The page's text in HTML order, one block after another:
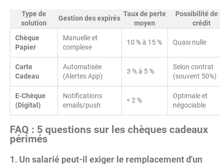
Type de
solution
Gestion des expirés
Taux de perte
moyen
Possibilité de
crédit
Chèque
Papier
Manuelle et
complexe
10 % à 15 % Quasi nulle
Carte
Cadeau
Automatisée
(Alertes App)
3 % à 5 %
Selon contrat
(souvent 50%)
E-Chèque
(Digital)
Notifications
emails/push
< 2 %
Optimale et
négociable
FAQ : 5 questions sur les chèques cadeaux
périmés
1. Un salarié peut-il exiger le remplacement d'un